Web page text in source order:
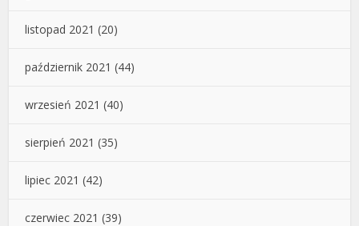
listopad 2021 (20)
październik 2021 (44)
wrzesień 2021 (40)
sierpień 2021 (35)
lipiec 2021 (42)
czerwiec 2021 (39)